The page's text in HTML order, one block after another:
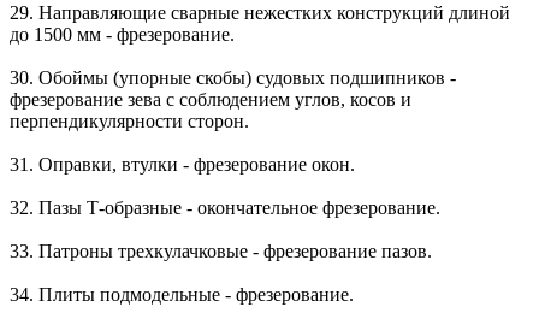
29. Направляющие сварные нежестких конструкций длиной
до 1500 мм - фрезерование.
30. Обоймы (упорные скобы) судовых подшипников -
фрезерование зева с соблюдением углов, косов и
перпендикулярности сторон.
31. Оправки, втулки - фрезерование окон.
32. Пазы Т-образные - окончательное фрезерование.
33. Патроны трехкулачковые - фрезерование пазов.
34. Плиты подмодельные - фрезерование.